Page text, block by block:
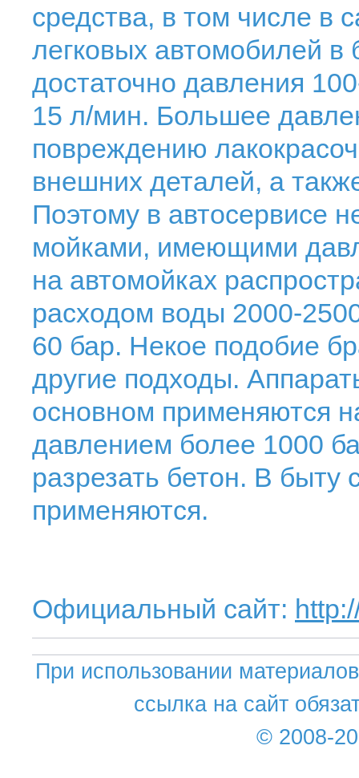
средства, в том числе в
легковых автомобилей в
достаточно давления
15 л/мин. Большее
повреждению
внешних деталей, а
Поэтому в автосервисе
мойками, имеющими
на автомойках
расходом воды 2000-
60 бар. Некое подобие
другие подходы.
основном применяются
давлением более 1000
разрезать бетон. В быту
применяются.
Официальный сайт:
При использовании
ссылка на сайт
© 2008-